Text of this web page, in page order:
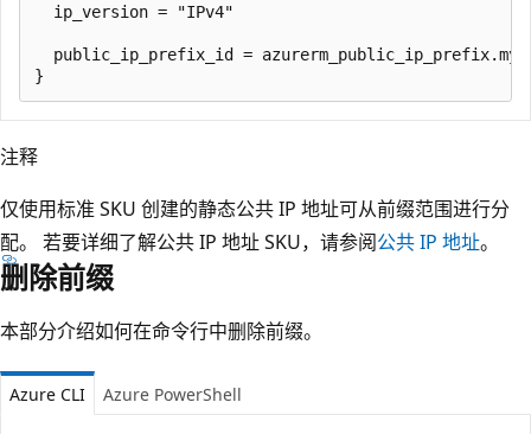
  ip_version = "IPv4"
public_ip_prefix_id =
注释
仅使用标准 SKU 创建的静态公共 IP 地址可从前缀范围进行分
配。 若要详细了解公共 IP 地址 SKU，请参阅公共 IP 地址。
删除前缀
本部分介绍如何在命令行中删除前缀。
Azure CLI Azure PowerShell